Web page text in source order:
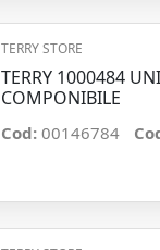
TERRY STORE
TERRY 1000484
COMPONIBILE
Cod: 00146784